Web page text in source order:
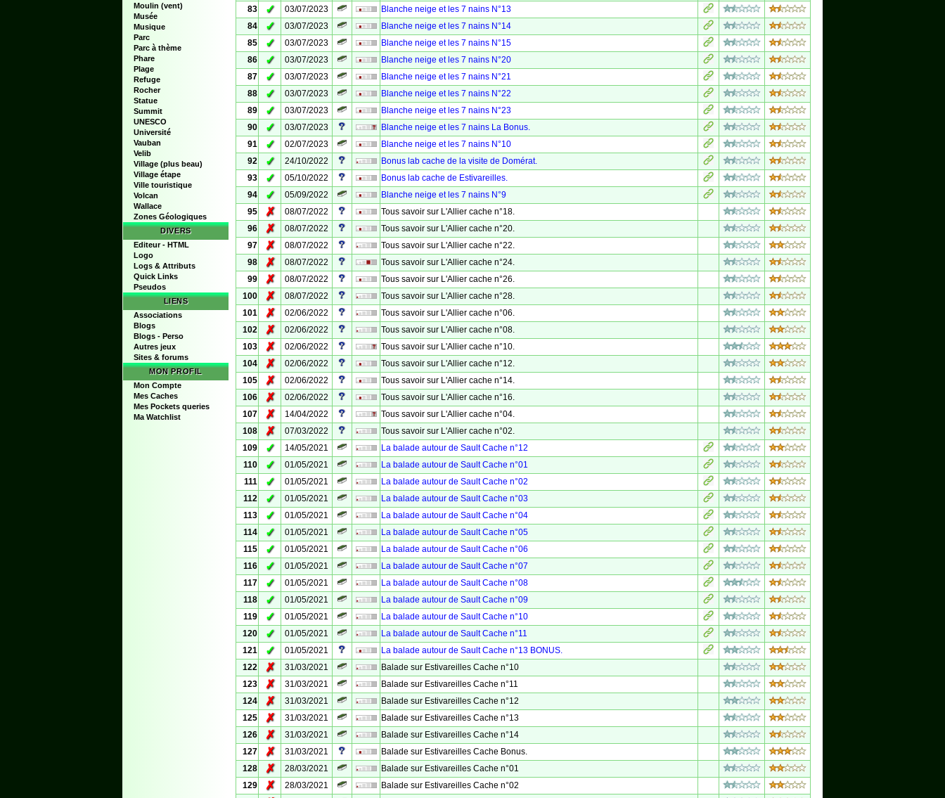
Moulin (vent)
Musée
Musique
Parc
Parc à thème
Phare
Plage
Refuge
Rocher
Statue
Summit
UNESCO
Université
Vauban
Velib
Village (plus beau)
Village étape
Ville touristique
Volcan
Wallace
Zones Géologiques
DIVERS
Editeur - HTML
Logo
Logs & Attributs
Quick Links
Pseudos
LIENS
Associations
Blogs
Blogs - Perso
Autres jeux
Sites & forums
MON PROFIL
Mon Compte
Mes Caches
Mes Pockets queries
Ma Watchlist
83
✓ 03/07/2023
Blanche neige et les 7 nains N°13
84
✓ 03/07/2023
Blanche neige et les 7 nains N°14
85
✓ 03/07/2023
Blanche neige et les 7 nains N°15
86
✓ 03/07/2023
Blanche neige et les 7 nains N°20
87
✓ 03/07/2023
Blanche neige et les 7 nains N°21
88
✓ 03/07/2023
Blanche neige et les 7 nains N°22
89
✓ 03/07/2023
Blanche neige et les 7 nains N°23
90
✓ 03/07/2023
Blanche neige et les 7 nains La Bonus.
91
✓ 02/07/2023
Blanche neige et les 7 nains N°10
92
✓ 24/10/2022
Bonus lab cache de la visite de Domérat.
93
✓ 05/10/2022
Bonus lab cache de Estivareilles.
94
✓ 05/09/2022
Blanche neige et les 7 nains N°9
95
✗ 08/07/2022
Tous savoir sur L'Allier cache n°18.
96
✗ 08/07/2022
Tous savoir sur L'Allier cache n°20.
97
✗ 08/07/2022
Tous savoir sur L'Allier cache n°22.
98
✗ 08/07/2022
Tous savoir sur L'Allier cache n°24.
99
✗ 08/07/2022
Tous savoir sur L'Allier cache n°26.
100
✗ 08/07/2022
Tous savoir sur L'Allier cache n°28.
101
✗ 02/06/2022
Tous savoir sur L'Allier cache n°06.
102
✗ 02/06/2022
Tous savoir sur L'Allier cache n°08.
103
✗ 02/06/2022
Tous savoir sur L'Allier cache n°10.
104
✗ 02/06/2022
Tous savoir sur L'Allier cache n°12.
105
✗ 02/06/2022
Tous savoir sur L'Allier cache n°14.
106
✗ 02/06/2022
Tous savoir sur L'Allier cache n°16.
107
✗ 14/04/2022
Tous savoir sur L'Allier cache n°04.
108
✗ 07/03/2022
Tous savoir sur L'Allier cache n°02.
109
✓ 14/05/2021
La balade autour de Sault Cache n°12
110
✓ 01/05/2021
La balade autour de Sault Cache n°01
111
✓ 01/05/2021
La balade autour de Sault Cache n°02
112
✓ 01/05/2021
La balade autour de Sault Cache n°03
113
✓ 01/05/2021
La balade autour de Sault Cache n°04
114
✓ 01/05/2021
La balade autour de Sault Cache n°05
115
✓ 01/05/2021
La balade autour de Sault Cache n°06
116
✓ 01/05/2021
La balade autour de Sault Cache n°07
117
✓ 01/05/2021
La balade autour de Sault Cache n°08
118
✓ 01/05/2021
La balade autour de Sault Cache n°09
119
✓ 01/05/2021
La balade autour de Sault Cache n°10
120
✓ 01/05/2021
La balade autour de Sault Cache n°11
121
✓ 01/05/2021
La balade autour de Sault Cache n°13 BONUS.
122
✗ 31/03/2021
Balade sur Estivareilles Cache n°10
123
✗ 31/03/2021
Balade sur Estivareilles Cache n°11
124
✗ 31/03/2021
Balade sur Estivareilles Cache n°12
125
✗ 31/03/2021
Balade sur Estivareilles Cache n°13
126
✗ 31/03/2021
Balade sur Estivareilles Cache n°14
127
✗ 31/03/2021
Balade sur Estivareilles Cache Bonus.
128
✗ 28/03/2021
Balade sur Estivareilles Cache n°01
129
✗ 28/03/2021
Balade sur Estivareilles Cache n°02